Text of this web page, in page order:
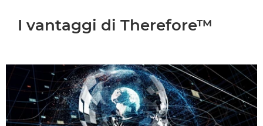
COME FUNZIONA
SOLUZIONI CORRELATE
CONTATTACI
I vantaggi di Therefore™